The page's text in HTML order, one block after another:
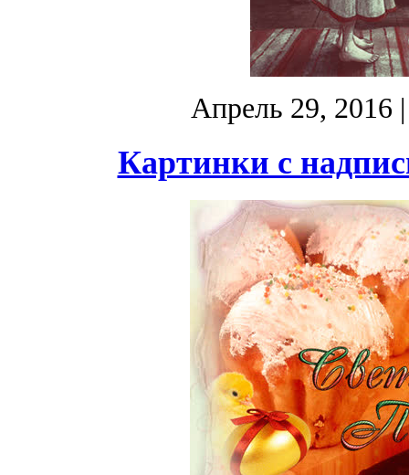
Апрель 29, 2016
Картинки с